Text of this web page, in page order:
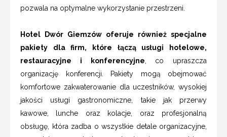
pozwala na optymalne wykorzystanie przestrzeni.
Hotel Dwór Giemzów oferuje również specjalne
pakiety dla firm, które łączą usługi hotelowe,
restauracyjne i konferencyjne , co upraszcza
organizację konferencji. Pakiety mogą obejmować
komfortowe zakwaterowanie dla uczestników, wysokiej
jakości usługi gastronomiczne, takie jak przerwy
kawowe, lunche oraz kolacje, oraz profesjonalną
obsługę, która zadba o wszystkie detale organizacyjne,